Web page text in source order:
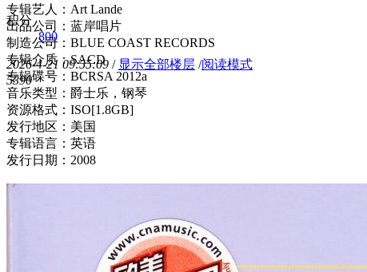
积分
800
2026-4-21 09:55:09 / 显示全部楼层 /阅读模式
5390
专辑艺人：Art Lande
出品公司：蓝岸唱片
制造公司：BLUE COAST RECORDS
专辑介质：SACD
专辑碟号：BCRSA 2012a
音乐类型：爵士乐，钢琴
资源格式：ISO[1.8GB]
发行地区：美国
专辑语言：英语
发行日期：2008